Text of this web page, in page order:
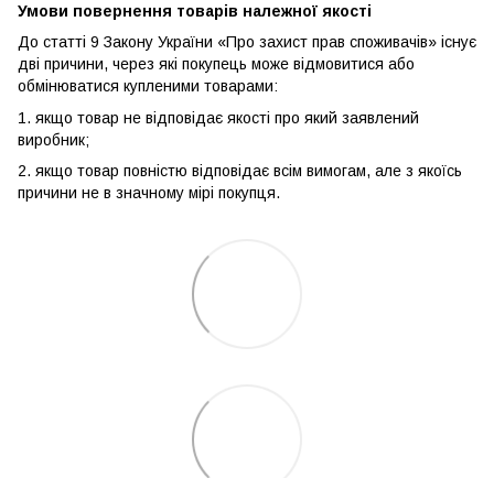
Умови повернення товарів належної якості
До статті 9 Закону України «Про захист прав споживачів» існує
дві причини, через які покупець може відмовитися або
обмінюватися купленими товарами:
1. якщо товар не відповідає якості про який заявлений
виробник;
2. якщо товар повністю відповідає всім вимогам, але з якоїсь
причини не в значному мірі покупця.